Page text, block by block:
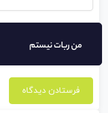
من ربات نیستم